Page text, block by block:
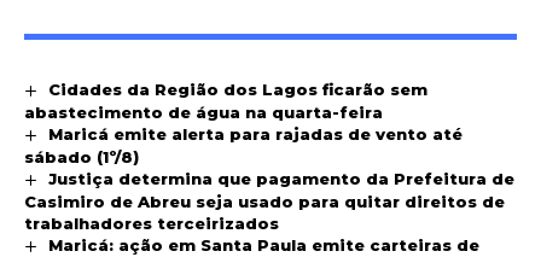
Cidades da Região dos Lagos ficarão sem
abastecimento de água na quarta-feira
Maricá emite alerta para rajadas de vento até
sábado (1º/8)
Justiça determina que pagamento da Prefeitura de
Casimiro de Abreu seja usado para quitar direitos de
trabalhadores terceirizados
Maricá: ação em Santa Paula emite carteiras de